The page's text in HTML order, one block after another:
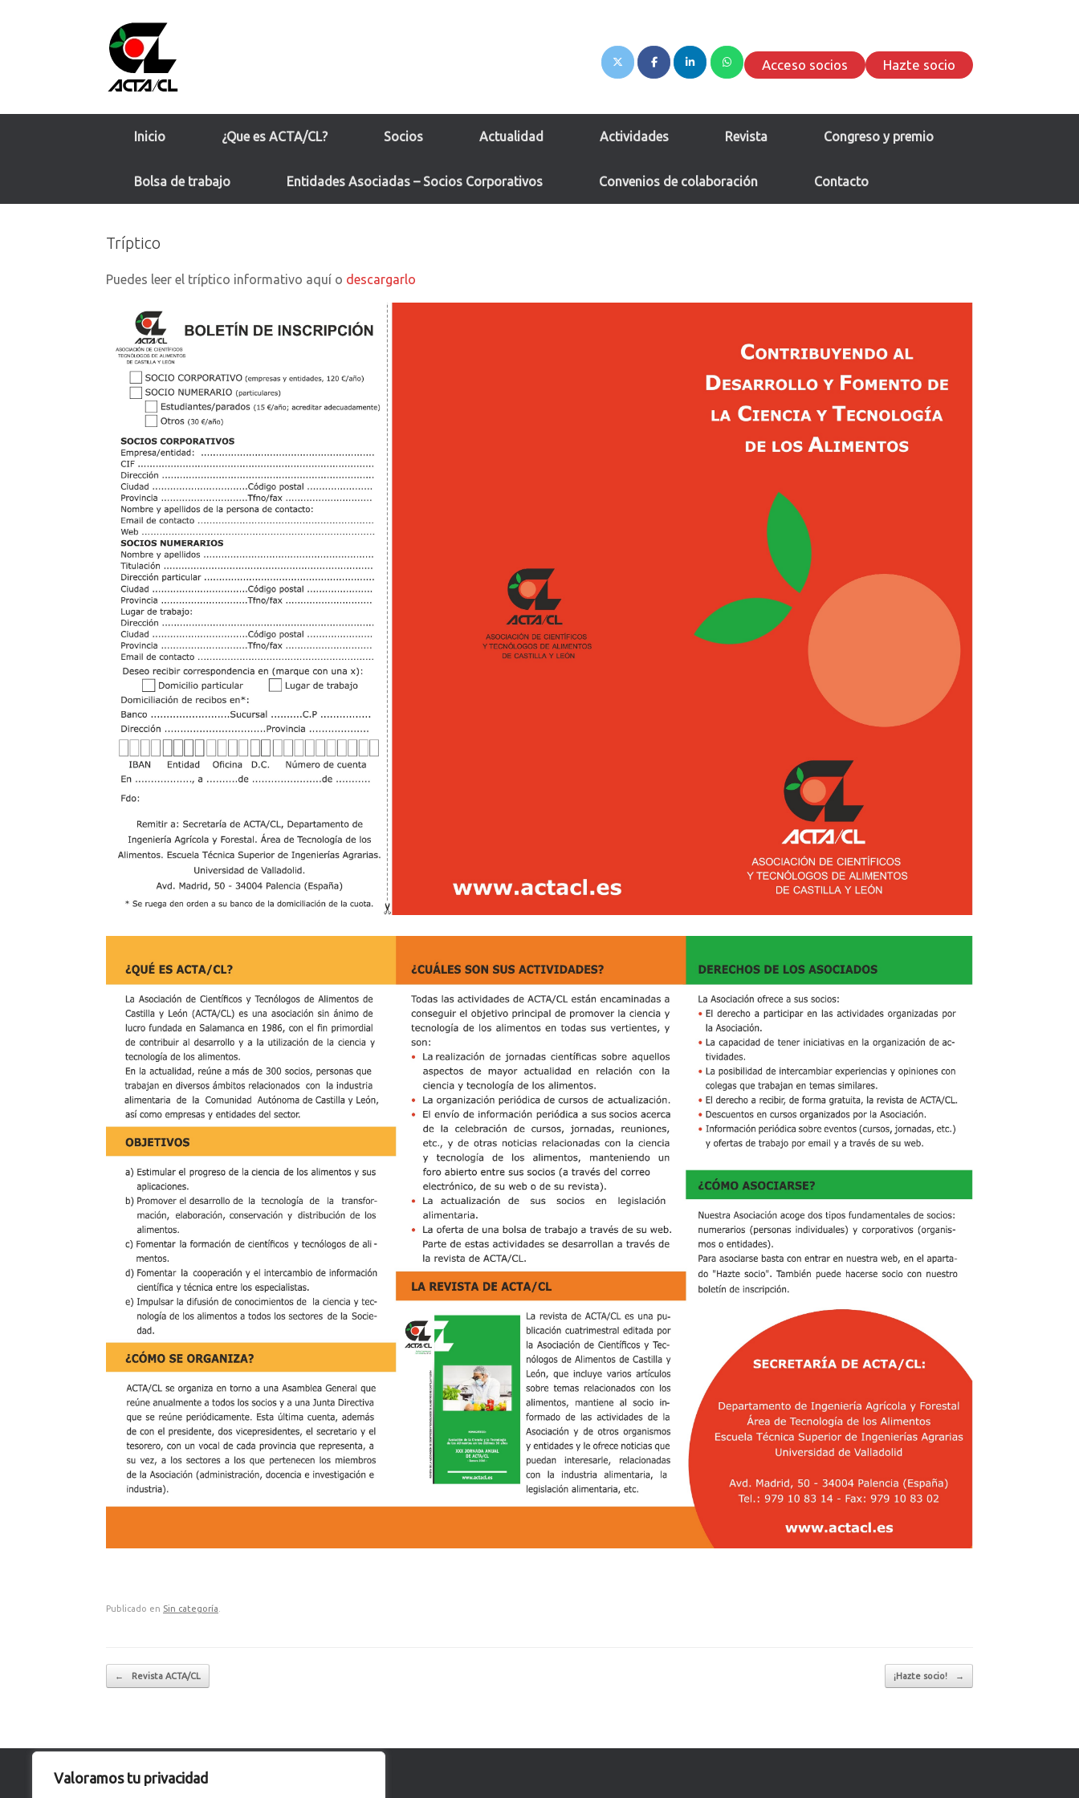
Valoramos tu privacidad
Acceso socios Hazte socio
Inicio ¿Que es ACTA/CL? Socios Actualidad Actividades Revista Congreso y premio
Bolsa de trabajo Entidades Asociadas – Socios Corporativos Convenios de colaboración Contacto
Tríptico
Puedes leer el tríptico informativo aquí o descargarlo
Publicado en Sin categoría
Navegador de artículos
← Revista ACTA/CL ¡Hazte socio! →
Convenios de colaboración: